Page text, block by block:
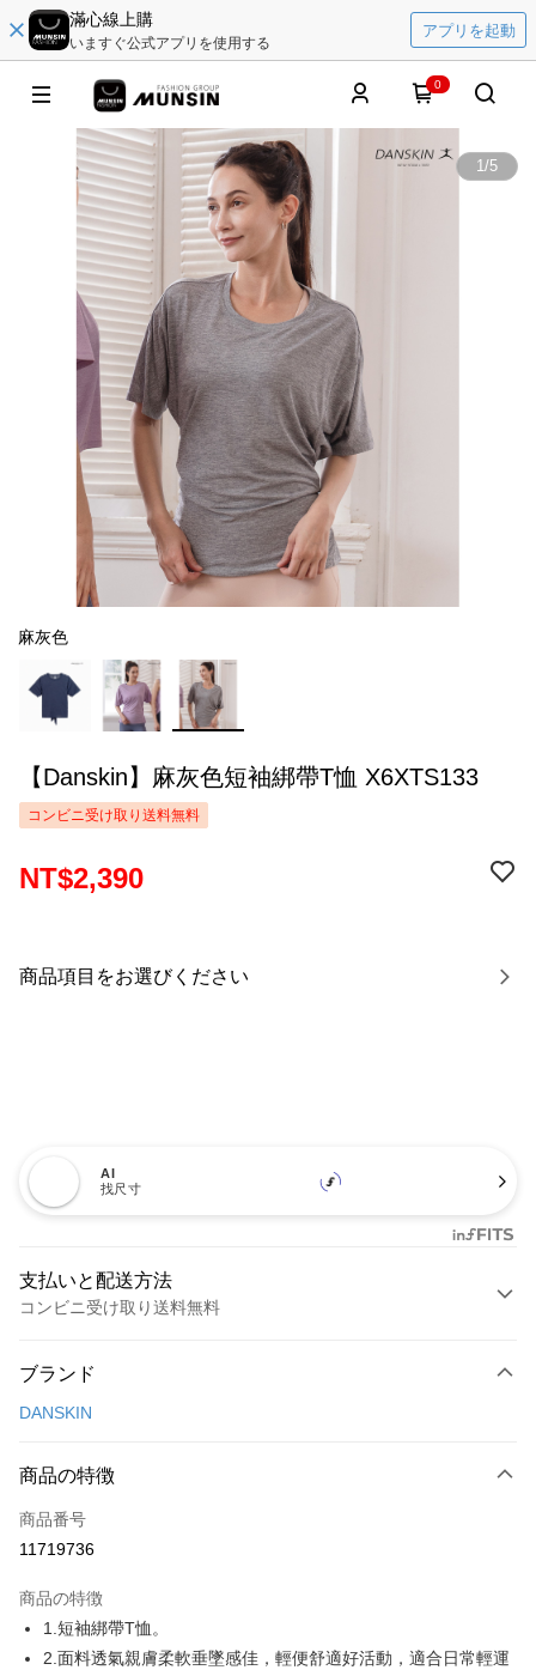
滿心線上購
いますぐ公式アプリを使用する
アプリを起動
0
1/5
麻灰色
【Danskin】麻灰色短袖綁帶T恤 X6XTS133
コンビニ受け取り送料無料
NT$2,390
商品項目をお選びください
AI
找尺寸
支払いと配送方法
コンビニ受け取り送料無料
クレジットカード1回払い
LINE Pay
Apple Pay
Easy Wallet
AFTEE代金後払い
ブランド
DANSKIN
商品の特徴
商品番号
11719736
商品の特徴
1.短袖綁帶T恤。
2.面料透氣親膚柔軟垂墜感佳，輕便舒適好活動，適合日常輕運